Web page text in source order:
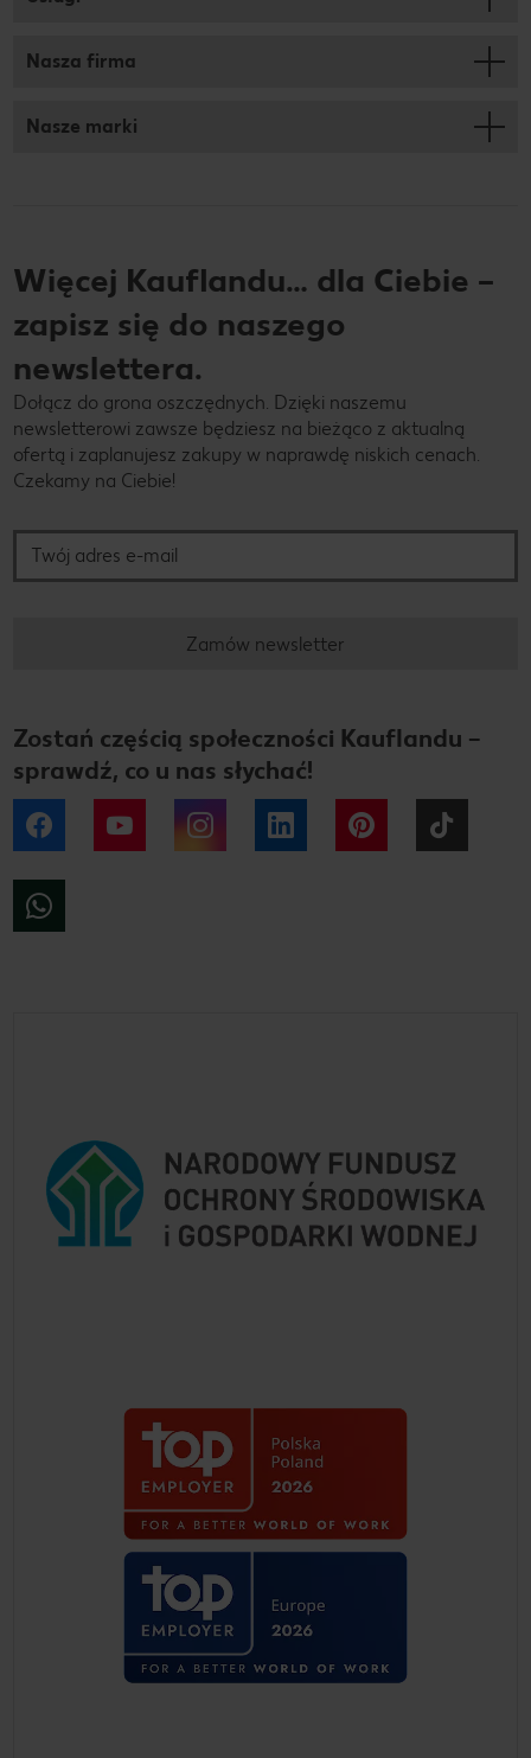
Nasza firma
Nasze marki
Więcej Kauflandu… dla Ciebie –
zapisz się do naszego
newslettera.
Dołącz do grona oszczędnych. Dzięki naszemu
newsletterowi zawsze będziesz na bieżąco z aktualną
ofertą i zaplanujesz zakupy w naprawdę niskich cenach.
Czekamy na Ciebie!
Zamów newsletter
Zostań częścią społeczności Kauflandu –
sprawdź, co u nas słychać!
Facebook YouTube Instagram LinkedIn Pinterest